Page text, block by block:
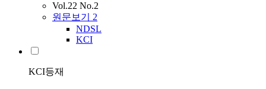
Vol.22 No.2
원문보기 2
NDSL
KCI
KCI등재